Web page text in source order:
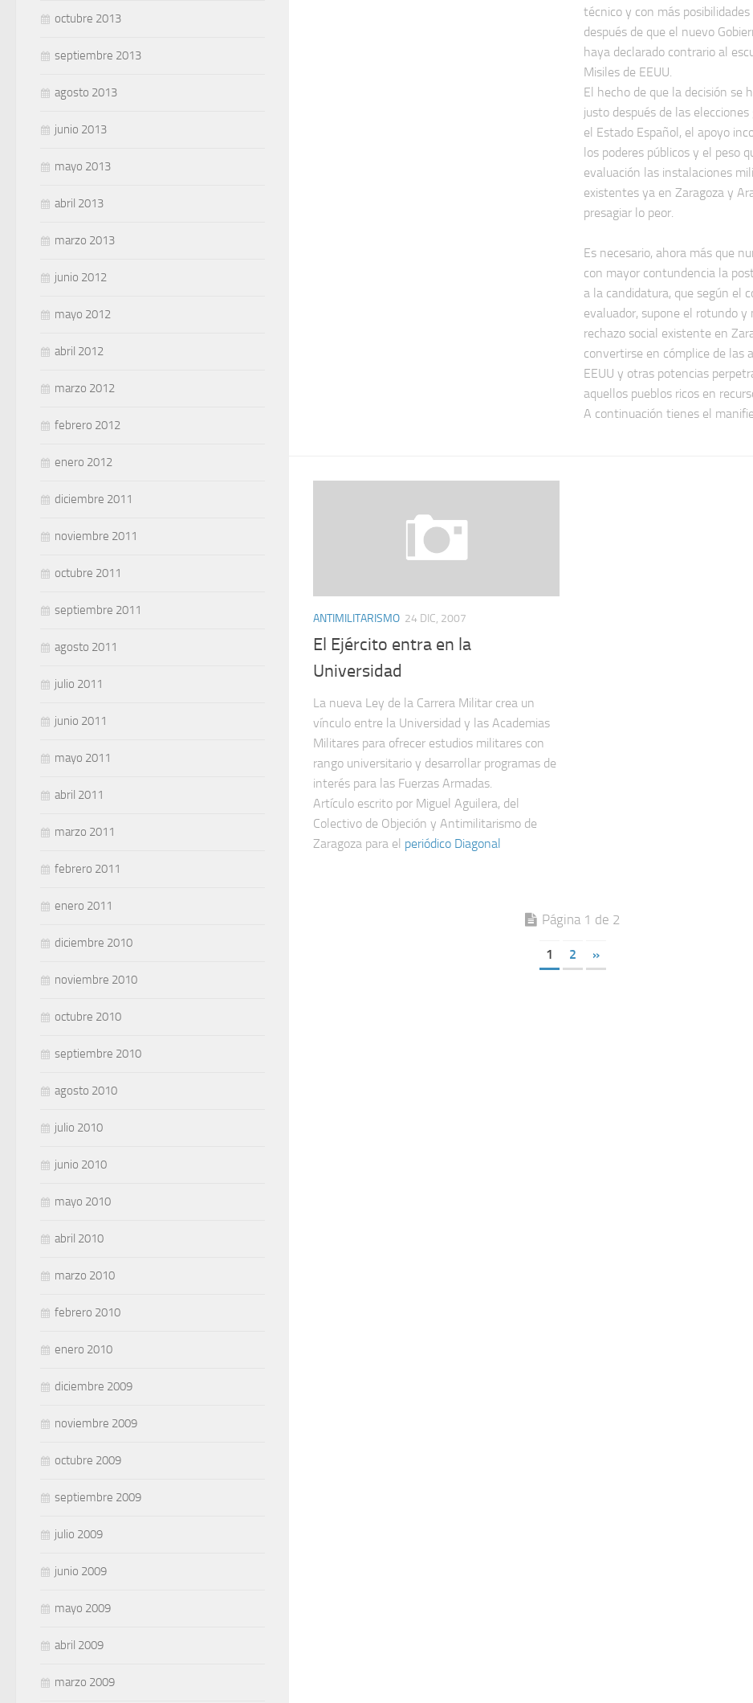
técnico y con más posibilidades
después de que el nuevo
haya declarado contrario al
Misiles de EEUU.
El hecho de que la decisión se
justo después de las
el Estado Español, el apoyo
los poderes públicos y el peso
evaluación las instalaciones
existentes ya en Zaragoza y
presagiar lo peor.
Es necesario, ahora más que
con mayor contundencia la
a la candidatura, que según el
evaluador, supone el rotundo y
rechazo social existente en
convertirse en cómplice de las
EEUU y otras potencias
aquellos pueblos ricos en
A continuación tienes el
ANTIMILITARISMO 24 DIC, 2007
El Ejército entra en la
Universidad
La nueva Ley de la Carrera Militar crea un
vínculo entre la Universidad y las Academias
Militares para ofrecer estudios militares con
rango universitario y desarrollar programas de
interés para las Fuerzas Armadas.
Artículo escrito por Miguel Aguilera, del
Colectivo de Objeción y Antimilitarismo de
Zaragoza para el periódico Diagonal
Página 1 de 2
1 2 »
octubre 2013
septiembre 2013
agosto 2013
junio 2013
mayo 2013
abril 2013
marzo 2013
junio 2012
mayo 2012
abril 2012
marzo 2012
febrero 2012
enero 2012
diciembre 2011
noviembre 2011
octubre 2011
septiembre 2011
agosto 2011
julio 2011
junio 2011
mayo 2011
abril 2011
marzo 2011
febrero 2011
enero 2011
diciembre 2010
noviembre 2010
octubre 2010
septiembre 2010
agosto 2010
julio 2010
junio 2010
mayo 2010
abril 2010
marzo 2010
febrero 2010
enero 2010
diciembre 2009
noviembre 2009
octubre 2009
septiembre 2009
julio 2009
junio 2009
mayo 2009
abril 2009
marzo 2009